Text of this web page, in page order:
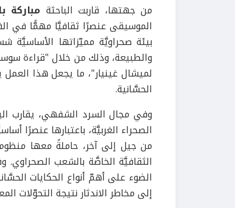
من جهتها، قاربت الباحثة مباركة
الموسيقى عنصرًا ثقافيَّا مهمًّا في
بيئة صحراويَّة مميّزاتها الأساسيَّة
والطبيعة، وذلك من خلال "قراءة
لميشال غينيار"، ما يجعل هذا
الحسَّانية.
وفي مجال السرد الشفهي، يقارب
الصحراء الغربيَّة، باعتبارها عنصرًا
من جيل إلى آخر، حاملةً معها
الثقافيَّة الخاصَّة بالشعب
الضوء على أهمّ أنواع الحكايات
إلى مخاطر الاندثار نتيجة التحوّلات